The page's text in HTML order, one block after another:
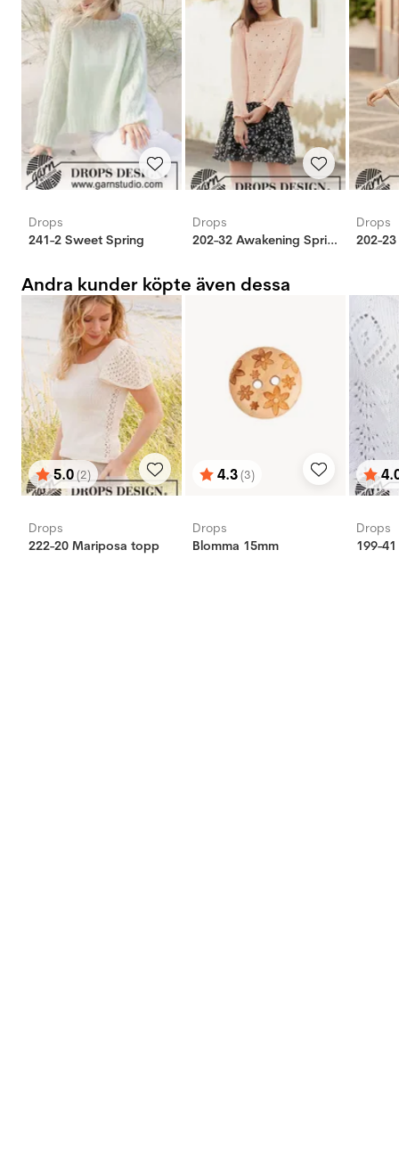
Drops
241-2 Sweet Spring
Drops
202-32 Awakening Spring tröja
Drops
Andra kunder köpte även dessa
Betyg:
5.0(2)
utav 5 stjärnor
Drops
222-20 Mariposa topp
Betyg:
4.3(3)
utav 5 stjärnor
Drops
Blomma 15mm
utav
Drops
199-